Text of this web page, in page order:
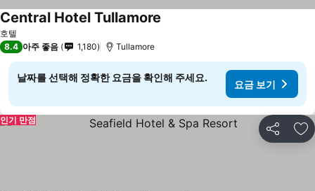
호텔
Central Hotel Tullamore
8.4 아주 좋음 1,180 Tullamore
날짜를 선택해 정확한 요금을 확인해 주세요.
요금 보기
공유 즐
인기 만점